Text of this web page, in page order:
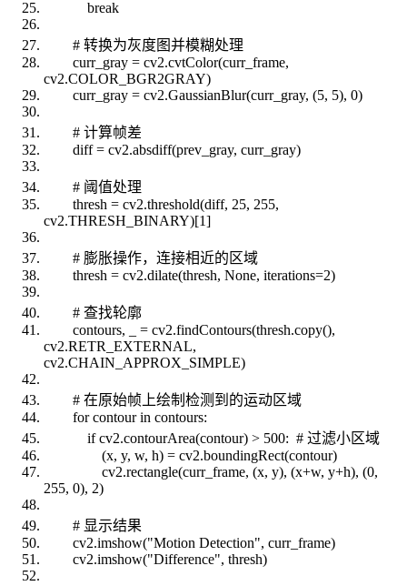
break
# 转换为灰度图并模糊处理
curr_gray = cv2.cvtColor(curr_frame,
cv2.COLOR_BGR2GRAY)
curr_gray = cv2.GaussianBlur(curr_gray, (5, 5), 0)
# 计算帧差
diff = cv2.absdiff(prev_gray, curr_gray)
# 阈值处理
thresh = cv2.threshold(diff, 25, 255,
cv2.THRESH_BINARY)[1]
# 膨胀操作，连接相近的区域
thresh = cv2.dilate(thresh, None, iterations=2)
# 查找轮廓
contours, _ = cv2.findContours(thresh.copy(),
cv2.RETR_EXTERNAL,
cv2.CHAIN_APPROX_SIMPLE)
# 在原始帧上绘制检测到的运动区域
for contour in contours:
if cv2.contourArea(contour) > 500: # 过滤小区域
(x, y, w, h) = cv2.boundingRect(contour)
cv2.rectangle(curr_frame, (x, y), (x+w, y+h), (0,
255, 0), 2)
# 显示结果
cv2.imshow("Motion Detection", curr_frame)
cv2.imshow("Difference", thresh)